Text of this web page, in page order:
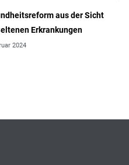
aus der Sicht
Erkrankungen
2024